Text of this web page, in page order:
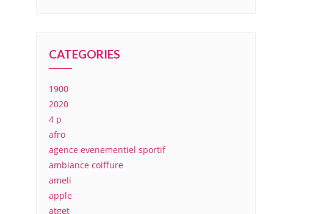
CATEGORIES
1900
2020
4 p
afro
agence evenementiel sportif
ambiance coiffure
ameli
apple
atget